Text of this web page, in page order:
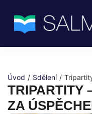
Úvod / Sdělení /
TRIPARTITY
ZA